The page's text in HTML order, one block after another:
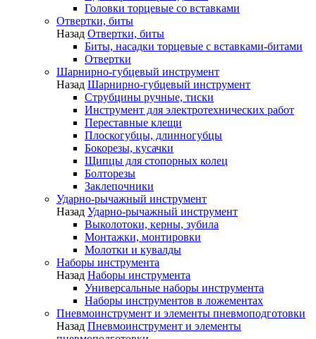
Головки торцевые со вставками
Отвертки, биты
Назад Отвертки, биты
Биты, насадки торцевые с вставками-битами
Отвертки
Шарнирно-губцевый инструмент
Назад Шарнирно-губцевый инструмент
Струбцины ручные, тиски
Инструмент для электротехнических работ
Переставные клещи
Плоскогубцы, длинногубцы
Бокорезы, кусачки
Щипцы для стопорных колец
Болторезы
Заклепочники
Ударно-рычажный инструмент
Назад Ударно-рычажный инструмент
Выколотоки, керны, зубила
Монтажки, монтировки
Молотки и кувалды
Наборы инструмента
Назад Наборы инструмента
Универсальные наборы инструмента
Наборы инструментов в ложементах
Пневмоинструмент и элементы пневмоподготовки
Назад Пневмоинструмент и элементы